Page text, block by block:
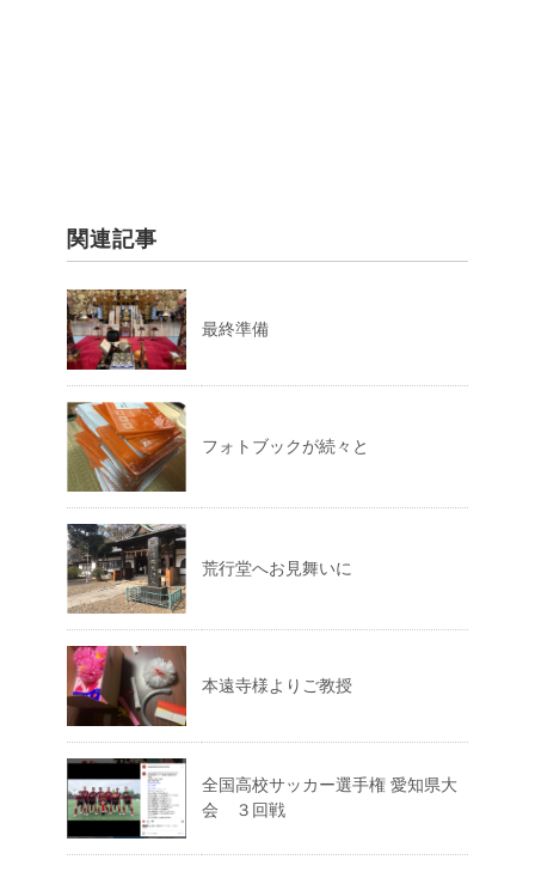
関連記事
最終準備
フォトブックが続々と
荒行堂へお見舞いに
本遠寺様よりご教授
全国高校サッカー選手権 愛知県大
会 ３回戦